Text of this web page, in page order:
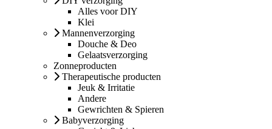
Alles voor DIY
Klei
Mannenverzorging
Douche & Deo
Gelaatsverzorging
Zonneproducten
Therapeutische producten
Jeuk & Irritatie
Andere
Gewrichten & Spieren
Babyverzorging